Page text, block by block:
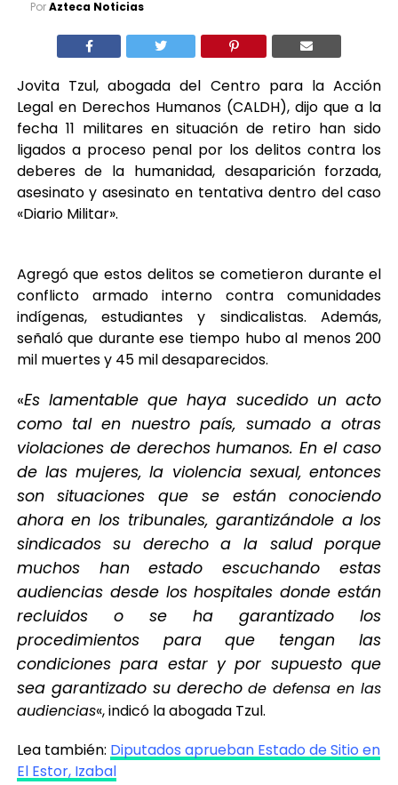
PorAzteca Noticias
Jovita Tzul, abogada del Centro para la Acción
Legal en Derechos Humanos (CALDH), dijo que a la
fecha 11 militares en situación de retiro han sido
ligados a proceso penal por los delitos contra los
deberes de la humanidad, desaparición forzada,
asesinato y asesinato en tentativa dentro del caso
«Diario Militar».
Agregó que estos delitos se cometieron durante el
conflicto armado interno contra comunidades
indígenas, estudiantes y sindicalistas. Además,
señaló que durante ese tiempo hubo al menos 200
mil muertes y 45 mil desaparecidos.
«Es lamentable que haya sucedido un acto
como tal en nuestro país, sumado a otras
violaciones de derechos humanos. En el caso
de las mujeres, la violencia sexual, entonces
son situaciones que se están conociendo
ahora en los tribunales, garantizándole a los
sindicados su derecho a la salud porque
muchos han estado escuchando estas
audiencias desde los hospitales donde están
recluidos o se ha garantizado los
procedimientos para que tengan las
condiciones para estar y por supuesto que
sea garantizado su derechode defensa en las
audiencias«, indicó la abogada Tzul.
Lea también: Diputados aprueban Estado de Sitio en
El Estor, Izabal